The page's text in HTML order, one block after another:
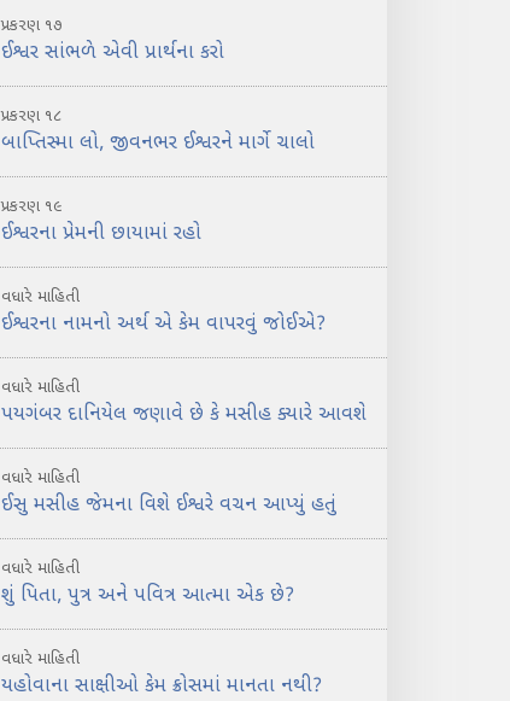
પ્રકરણ ૧૭
ઈશ્વર સાંભળે એવી પ્રાર્થના કરો
પ્રકરણ ૧૮
બાપ્તિસ્મા લો, જીવનભર ઈશ્વરને માર્ગે ચાલો
પ્રકરણ ૧૯
ઈશ્વરના પ્રેમની છાયામાં રહો
વધારે માહિતી
ઈશ્વરના નામનો અર્થ એ કેમ વાપરવું જોઈએ?
વધારે માહિતી
પયગંબર દાનિયેલ જણાવે છે કે મસીહ ક્યારે આવશે
વધારે માહિતી
ઈસુ મસીહ જેમના વિશે ઈશ્વરે વચન આપ્યું હતું
વધારે માહિતી
શું પિતા, પુત્ર અને પવિત્ર આત્મા એક છે?
વધારે માહિતી
યહોવાના સાક્ષીઓ કેમ ક્રોસમાં માનતા નથી?